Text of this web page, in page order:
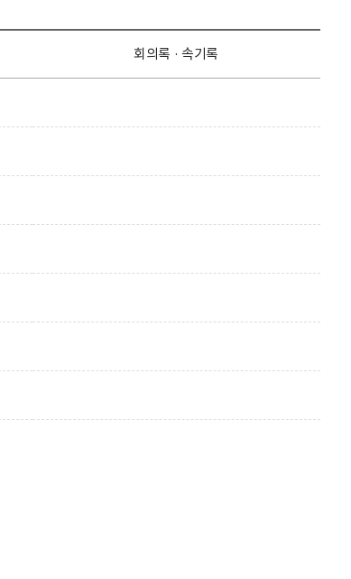
회의록 · 속기록